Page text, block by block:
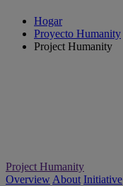
Hogar
Proyecto Humanity
Project Humanity
Project Humanity
Overview About Initiative